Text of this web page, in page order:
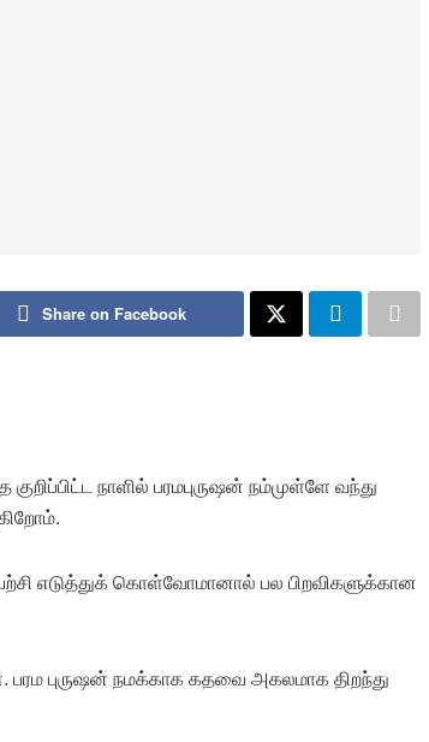
Share on Facebook
நாளில் பரமபுருஷன் நம்முள்ளே வந்து
எடுத்துக் கொள்வோமானால் பல பிறவிகளுக்கான
புருஷன் நமக்காக கதவை அகலமாக திறந்து